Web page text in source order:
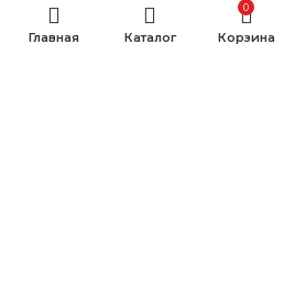
Комоды
Главная Каталог
0
Корзина